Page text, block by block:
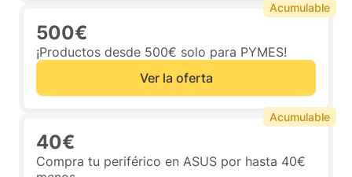
500€
¡Productos desde 500€ solo para PYMES!
Ver la oferta
Acumulable
40€
Compra tu periférico en ASUS por hasta 40€
Acumulable